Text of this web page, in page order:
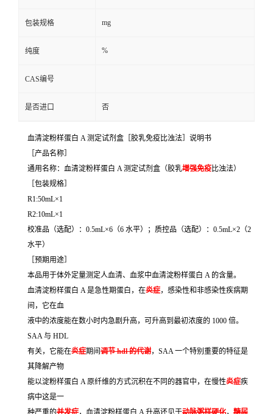
包装规格 mg
纯度 %
CAS编号
是否进口 否
血清淀粉样蛋白 A 测定试剂盒［胶乳免疫比浊法］说明书
［产品名称］
通用名称：血清淀粉样蛋白 A 测定试剂盒（胶乳增强免疫比浊法）
［包装规格］
R1:50mL×1
R2:10mL×1
校准品（选配）：0.5mL×6（6 水平）；质控品（选配）：0.5mL×2（2
水平）
［预期用途］
本品用于体外定量测定人血清、血浆中血清淀粉样蛋白 A 的含量。
血清淀粉样蛋白 A 是急性期蛋白，在炎症，感染性和非感染性疾病期
间，它在血
液中的浓度能在数小时内急剧升高，可升高到最初浓度的 1000 倍。
SAA 与 HDL
有关，它能在炎症期间 调节 hdl 的代谢，SAA 一个特别重要的特征是
其降解产物
能以淀粉样蛋白 A 原纤维的方式沉积在不同的器官中，在慢性炎症疾
病中这是一
种严重的并发症，血清淀粉样蛋白 A 升高还见于动脉粥样硬化， 糖尿